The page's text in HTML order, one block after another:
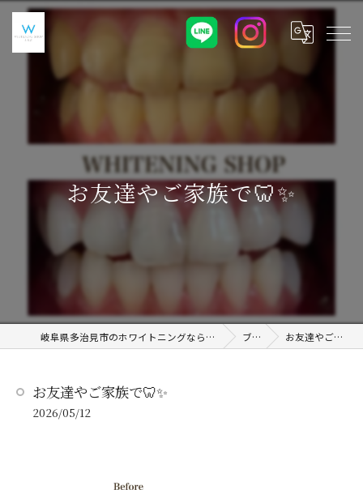
お友達やご家族で🦷✨
岐阜県多治見市のホワイトニングならWHITENING SHOP 土岐店 ブログ お友達やご家族で🦷✨
お友達やご家族で🦷✨
2026/05/12